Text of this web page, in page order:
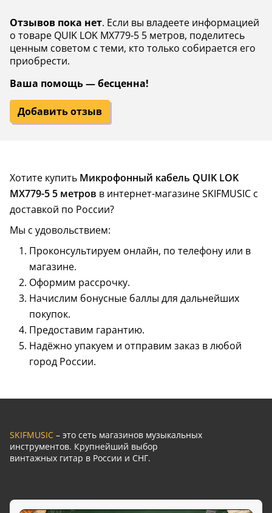
Отзывов пока нет. Если вы владеете информацией
о товаре QUIK LOK MX779-5 5 метров, поделитесь
ценным советом с теми, кто только собирается его
приобрести.
Ваша помощь — бесценна!
Добавить отзыв
Хотите купить Микрофонный кабель QUIK LOK
MX779-5 5 метров в интернет-магазине SKIFMUSIC с
доставкой по России?
Мы с удовольствием:
Проконсультируем онлайн, по телефону или в
магазине.
Оформим рассрочку.
Начислим бонусные баллы для дальнейших
покупок.
Предоставим гарантию.
Надёжно упакуем и отправим заказ в любой
город России.
SKIFMUSIC – это сеть магазинов музыкальных
инструментов. Крупнейший выбор
винтажных гитар в России и СНГ.